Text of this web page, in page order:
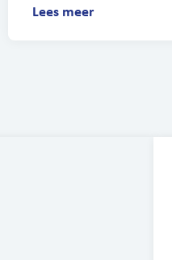
Lees meer